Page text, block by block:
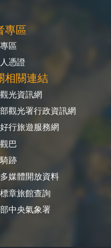
專區
區
憑證
相關連結
光資訊網
觀光署行政資訊網
行旅遊服務網
巴
跡
媒體開放資料
章旅館查詢
中央氣象署